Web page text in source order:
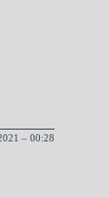
– 00:28